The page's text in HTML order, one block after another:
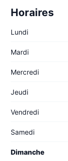
Horaires
Lundi
Mardi
Mercredi
Jeudi
Vendredi
Samedi
Dimanche